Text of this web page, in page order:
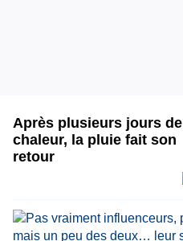
Après plusieurs jours de
chaleur, la pluie fait son
retour